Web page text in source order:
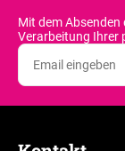
Mit dem Absenden
Verarbeitung Ihrer